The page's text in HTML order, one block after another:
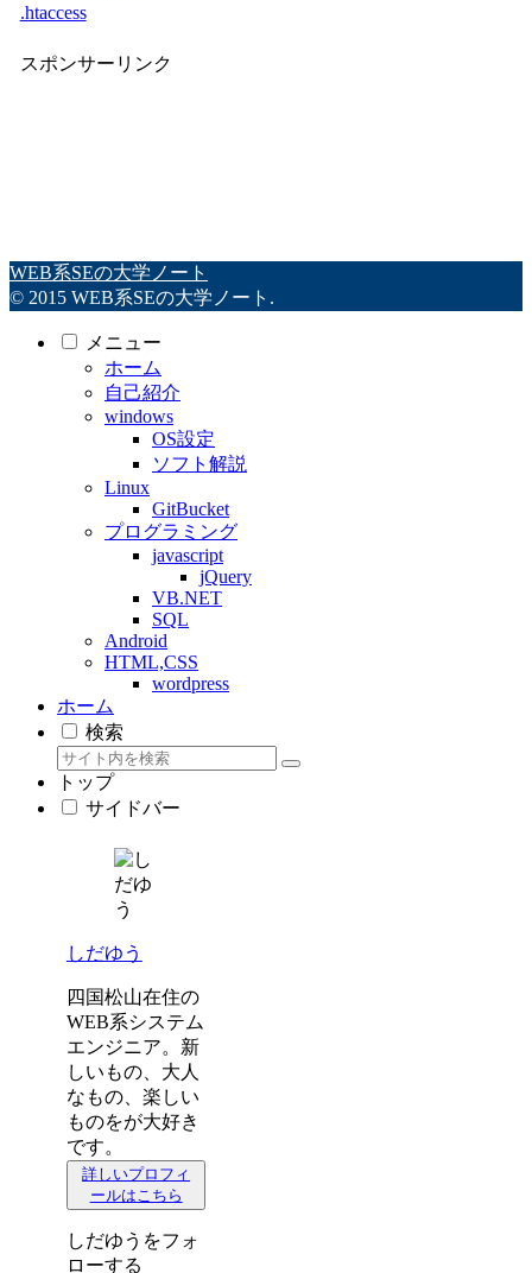
.htaccess
スポンサーリンク
WEB系SEの大学ノート
© 2015 WEB系SEの大学ノート.
メニュー
ホーム
自己紹介
windows
OS設定
ソフト解説
Linux
GitBucket
プログラミング
javascript
jQuery
VB.NET
SQL
Android
HTML,CSS
wordpress
ホーム
検索
トップ
サイドバー
しだゆう
四国松山在住の
WEB系システム
エンジニア。新
しいもの、大人
なもの、楽しい
ものをが大好き
です。
詳しいプロフィ
ールはこちら
しだゆうをフォ
ローする